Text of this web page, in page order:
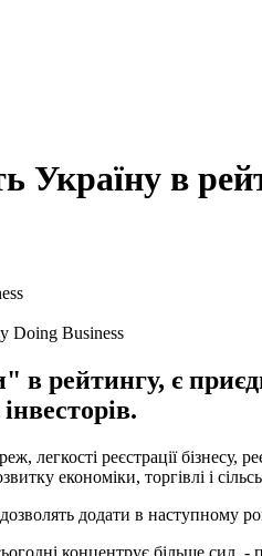
Україну в
Doing Business
в рейтингу, є
реєстрації бізнесу,
економіки, торгівлі і
додати в наступному
концентрує більше сил, -